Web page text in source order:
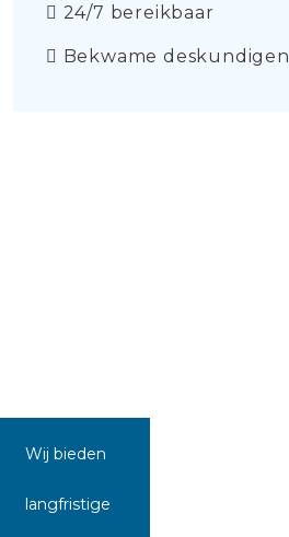
24/7 bereikbaar
Bekwame deskundigen
Wij bieden
langfristige